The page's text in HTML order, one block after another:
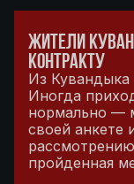
ЖИТЕЛИ
КОНТРАКТУ
Из Кувандыка
Иногда
нормально —
своей анкете
пройденная